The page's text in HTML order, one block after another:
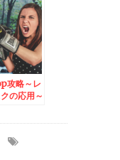
攻略～レ
の応用～